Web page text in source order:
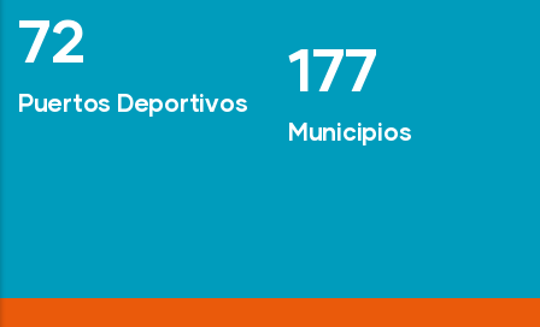
101
Puertos Deportivos 247
Municipios